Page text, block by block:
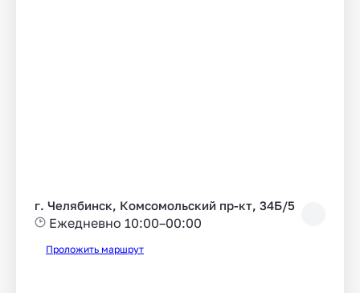
г. Челябинск, Комсомольский пр-кт, 34Б/5
Ежедневно 10:00–00:00
Проложить маршрут